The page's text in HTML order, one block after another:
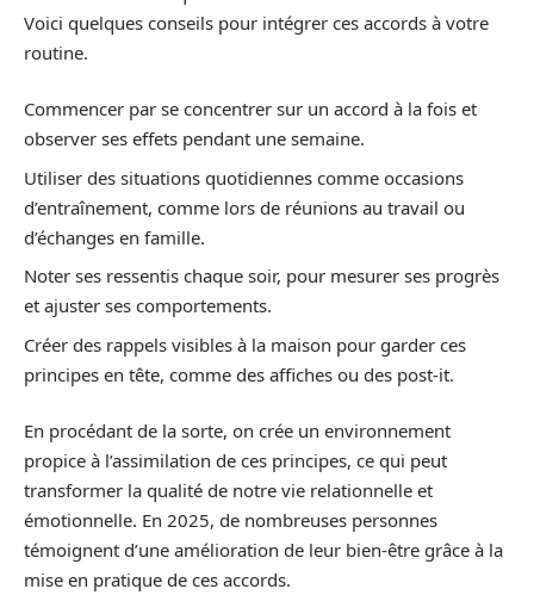
Voici quelques conseils pour intégrer ces accords à votre
routine.
Commencer par se concentrer sur un accord à la fois et
observer ses effets pendant une semaine.
Utiliser des situations quotidiennes comme occasions
d’entraînement, comme lors de réunions au travail ou
d’échanges en famille.
Noter ses ressentis chaque soir, pour mesurer ses progrès
et ajuster ses comportements.
Créer des rappels visibles à la maison pour garder ces
principes en tête, comme des affiches ou des post-it.
En procédant de la sorte, on crée un environnement
propice à l’assimilation de ces principes, ce qui peut
transformer la qualité de notre vie relationnelle et
émotionnelle. En 2025, de nombreuses personnes
témoignent d’une amélioration de leur bien-être grâce à la
mise en pratique de ces accords.